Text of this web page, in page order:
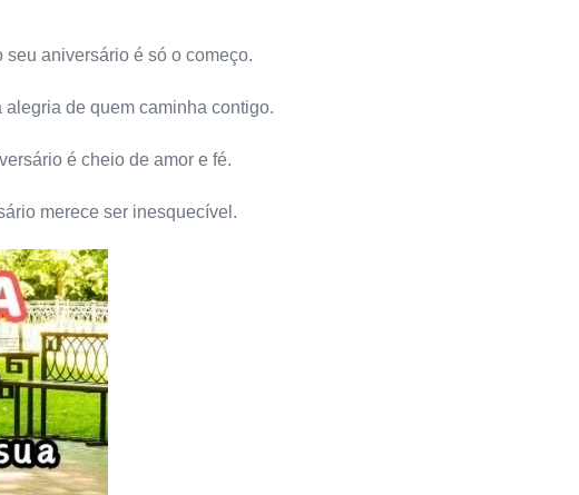
aniversário é só o começo.
de quem caminha contigo.
é cheio de amor e fé.
merece ser inesquecível.